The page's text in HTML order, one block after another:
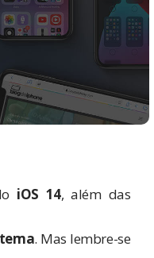
iOS 14, além das
. Mas lembre-se